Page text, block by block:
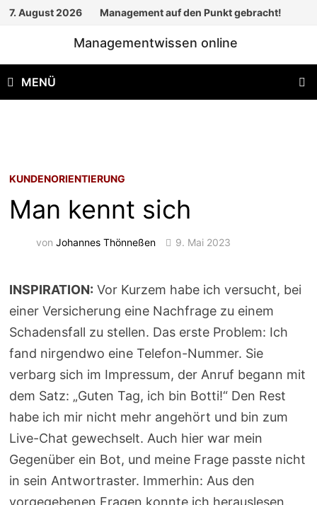
Zum
7. August 2026 Management auf den Punkt gebracht!
Managementwissen online
MENÜ
KUNDENORIENTIERUNG
Man kennt sich
vonJohannes Thönneßen 9. Mai 2023
INSPIRATION: Vor Kurzem habe ich versucht, bei
einer Versicherung eine Nachfrage zu einem
Schadensfall zu stellen. Das erste Problem: Ich
fand nirgendwo eine Telefon-Nummer. Sie
verbarg sich im Impressum, der Anruf begann mit
dem Satz: „Guten Tag, ich bin Botti!“ Den Rest
habe ich mir nicht mehr angehört und bin zum
Live-Chat gewechselt. Auch hier war mein
Gegenüber ein Bot, und meine Frage passte nicht
in sein Antwortraster. Immerhin: Aus den
vorgegebenen Fragen konnte ich herauslesen,